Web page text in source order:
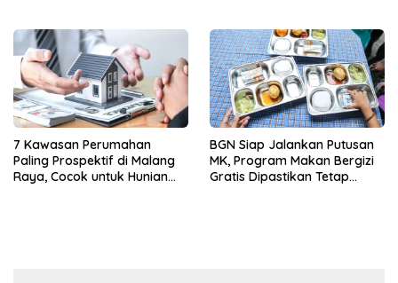
7 Kawasan Perumahan
Paling Prospektif di Malang
Raya, Cocok untuk Hunian
BGN Siap Jalankan Putusan
MK, Program Makan Bergizi
Gratis Dipastikan Tetap